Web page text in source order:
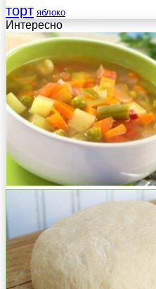
торт яблоко
Интересно